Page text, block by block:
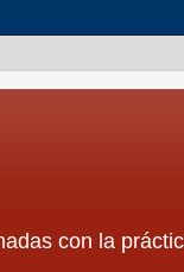
con la